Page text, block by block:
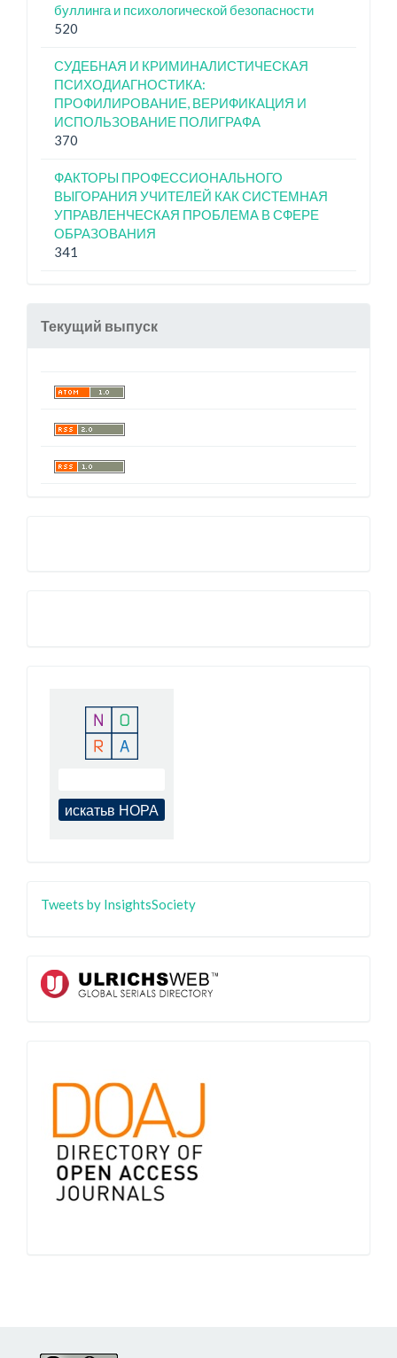
буллинга и психологической безопасности
520
СУДЕБНАЯ И КРИМИНАЛИСТИЧЕСКАЯ
ПСИХОДИАГНОСТИКА:
ПРОФИЛИРОВАНИЕ, ВЕРИФИКАЦИЯ И
ИСПОЛЬЗОВАНИЕ ПОЛИГРАФА
370
ФАКТОРЫ ПРОФЕССИОНАЛЬНОГО
ВЫГОРАНИЯ УЧИТЕЛЕЙ КАК СИСТЕМНАЯ
УПРАВЛЕНЧЕСКАЯ ПРОБЛЕМА В СФЕРЕ
ОБРАЗОВАНИЯ
341
Текущий выпуск
Tweets by InsightsSociety